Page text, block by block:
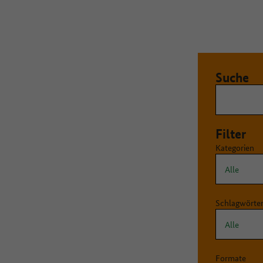
Suche
Filter
Kategorien
Schlagwörter
Formate